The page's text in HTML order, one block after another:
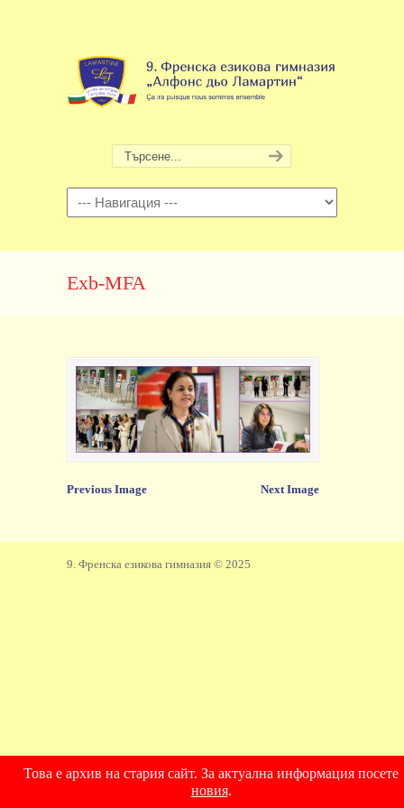
Навигация
Exb-MFA
Previous Image Next Image
9. Френска езикова гимназия © 2025
Това е архив на стария сайт. За актуална информация посете
новия.